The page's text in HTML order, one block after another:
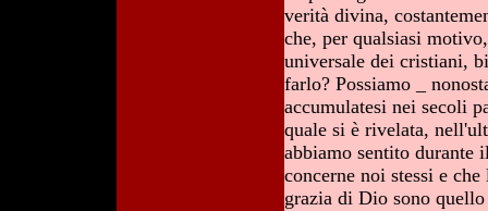
verità divina,
che, per qualsiasi
universale dei cristiani,
farlo? Possiamo _
accumulatesi nei secoli
quale si è rivelata,
abbiamo sentito durante
concerne noi stessi e
grazia di Dio sono